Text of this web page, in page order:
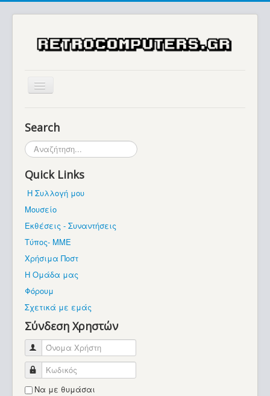
Μουσείο
Βρίσκεστε εδώ:
Search
Αναζήτηση...
Quick Links
Η Συλλογή μου
Μουσείο
Εκθέσεις - Συναντήσεις
Τύπος- ΜΜΕ
Χρήσιμα Ποστ
Η Ομάδα μας
Φόρουμ
Σχετικά με εμάς
Σύνδεση Χρηστών
Όνομα Χρήστη
Κωδικός
Να με θυμάσαι